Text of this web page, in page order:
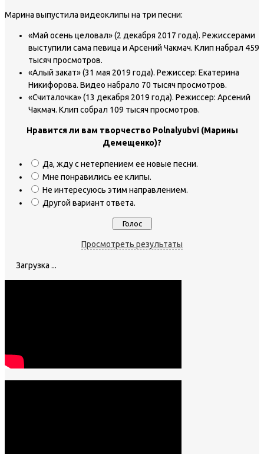
Марина выпустила видеоклипы на три песни:
«Май осень целовал» (2 декабря 2017 года). Режиссерами
выступили сама певица и Арсений Чакмач. Клип набрал 459
тысяч просмотров.
«Алый закат» (31 мая 2019 года). Режиссер: Екатерина
Никифорова. Видео набрало 70 тысяч просмотров.
«Считалочка» (13 декабря 2019 года). Режиссер: Арсений
Чакмач. Клип собрал 109 тысяч просмотров.
Нравится ли вам творчество Polnalyubvi (Марины
Демещенко)?
Да, жду с нетерпением ее новые песни.
Мне понравились ее клипы.
Не интересуюсь этим направлением.
Другой вариант ответа.
Просмотреть результаты
Загрузка ...